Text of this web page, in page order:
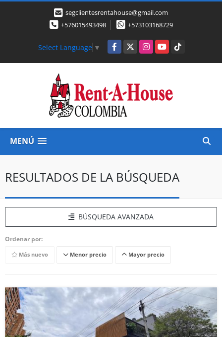
segclientesrentahouse@gmail.com
+576015493498
+573103168729
Select Language ▼ Facebook
X InstagramYouTubeTikTok
MENÚ
RESULTADOS DE LA BÚSQUEDA
BÚSQUEDA AVANZADA
Ordenar por:
Más nuevo Menor precio Mayor precio